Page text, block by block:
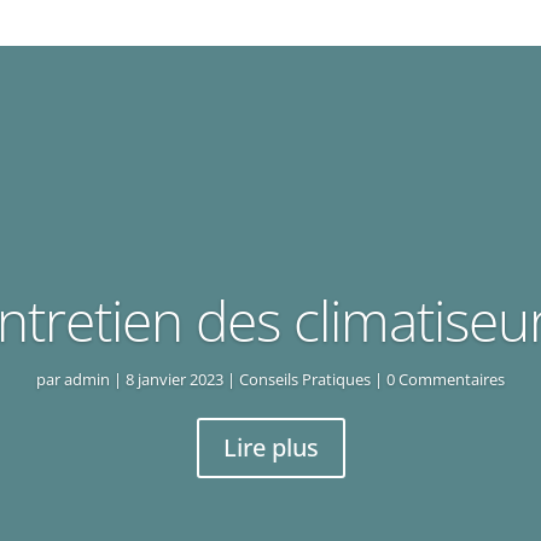
des
paradmin | 8 janvier 2023 | Conseils Pratiques | 0 Commentaires
Lire plus